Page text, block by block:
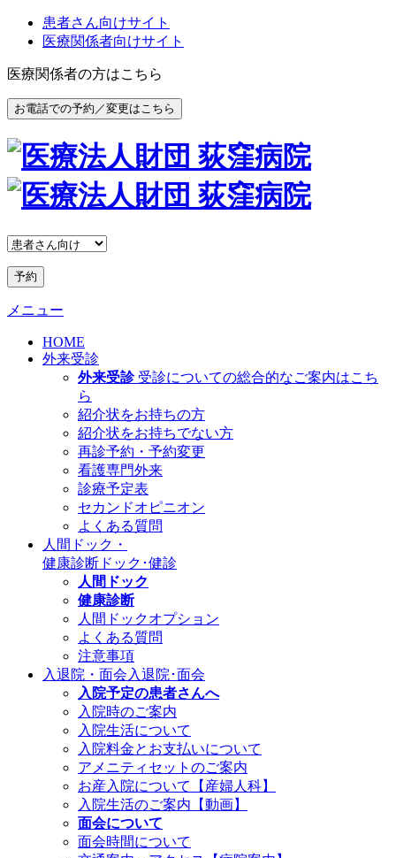
患者さん向けサイト
医療関係者向けサイト
医療関係者の方はこちら
お電話での予約／変更はこちら
予約
メニュー
HOME
外来受診
外来受診 受診についての総合的なご案内はこち
ら
紹介状をお持ちの方
紹介状をお持ちでない方
再診予約・予約変更
看護専門外来
診療予定表
セカンドオピニオン
よくある質問
人間ドック・
健康診断 ドック･健診
人間ドック
健康診断
人間ドックオプション
よくある質問
注意事項
入退院・面会 入退院･面会
入院予定の患者さんへ
入院時のご案内
入院生活について
入院料金とお支払いについて
アメニティセットのご案内
お産入院について【産婦人科】
入院生活のご案内【動画】
面会について
面会時間について